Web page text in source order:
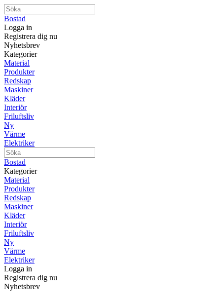
Bostad
Logga in
Registrera dig nu
Nyhetsbrev
Kategorier
Material
Produkter
Redskap
Maskiner
Kläder
Interiör
Friluftsliv
Ny
Värme
Elektriker
Bostad
Kategorier
Material
Produkter
Redskap
Maskiner
Kläder
Interiör
Friluftsliv
Ny
Värme
Elektriker
Logga in
Registrera dig nu
Nyhetsbrev